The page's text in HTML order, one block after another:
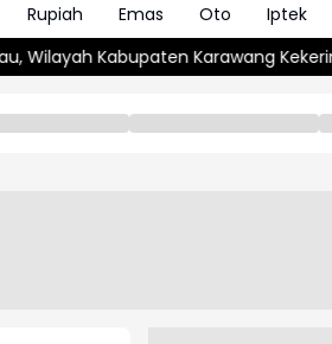
Rupiah Emas Oto Iptek
Karawang Kekeringan Makin Meluas